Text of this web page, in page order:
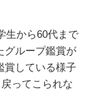
生から60代まで
グループ鑑賞が
賞している様子
ってこられな